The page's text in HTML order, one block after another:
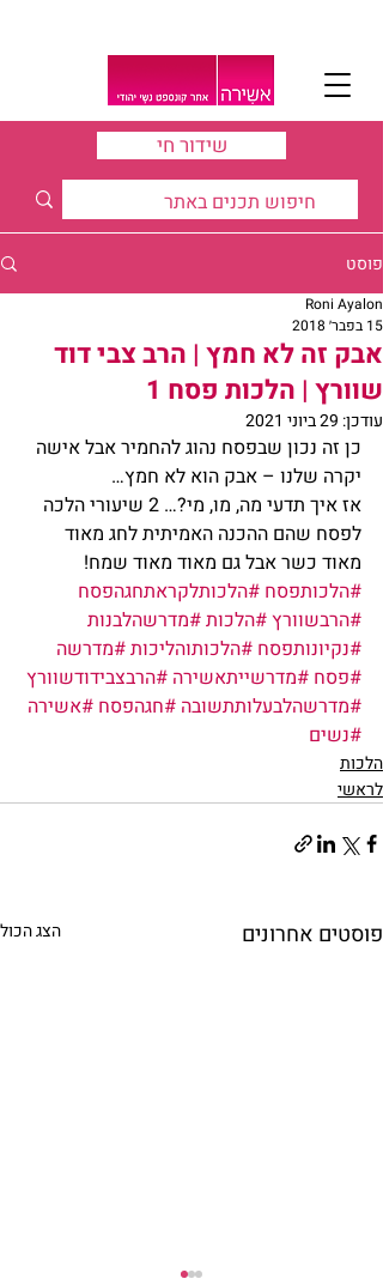
שידור חי
פוסט
אבק זה לא חמץ | הרב צבי דוד
שוורץ | הלכות פסח 1
Roni Ayalon
15 בפבר׳ 2018
עודכן: 29 ביוני 2021
כן זה נכון שבפסח נהוג להחמיר אבל אישה
יקרה שלנו – אבק הוא לא חמץ…
אז איך תדעי מה, מו, מי?… 2 שיעורי הלכה
לפסח שהם ההכנה האמיתית לחג מאוד
מאוד כשר אבל גם מאוד מאוד שמח!
#הלכותפסח #הלכותלקראתחגהפסח
#הרבשוורץ#הלכות#מדרשהלבנות
#נקיונותפסח #הלכותוהליכות#מדרשה
#פסח #מדרשייתאשירה #הרבצבידודשוורץ
#מדרשהלבעלותתשובה #חגהפסח #אשירה
#נשים
הלכות
לראשי
פוסטים אחרונים הצג הכול